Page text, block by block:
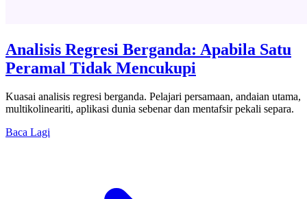
Analisis Regresi Berganda: Apabila Satu
Peramal Tidak Mencukupi
Kuasai analisis regresi berganda. Pelajari persamaan, andaian utama,
multikolineariti, aplikasi dunia sebenar dan mentafsir pekali separa.
Baca Lagi